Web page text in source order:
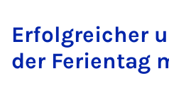
Er­folg­rei­cher
der Fe­ri­en­tag